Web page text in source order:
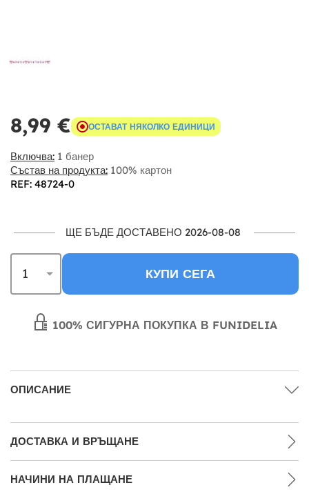
8,99 € ОСТАВАТ НЯКОЛКО ЕДИНИЦИ
Включва: 1 банер
Състав на продукта: 100% картон
REF: 48724-0
ЩЕ БЪДЕ ДОСТАВЕНО 2026-08-08
КУПИ СЕГА
100% СИГУРНА ПОКУПКА В FUNIDELIA
ОПИСАНИЕ
ДОСТАВКА И ВРЪЩАНЕ
НАЧИНИ НА ПЛАЩАНЕ